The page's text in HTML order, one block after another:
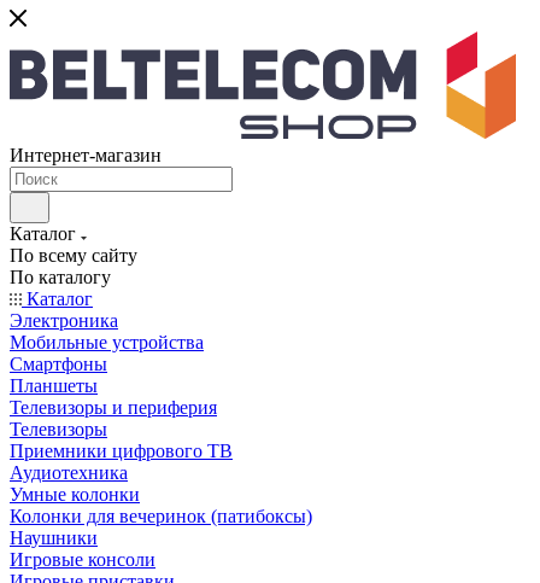
Интернет-магазин
Каталог
По всему сайту
По каталогу
Каталог
Электроника
Мобильные устройства
Смартфоны
Планшеты
Телевизоры и периферия
Телевизоры
Приемники цифрового ТВ
Аудиотехника
Умные колонки
Колонки для вечеринок (патибоксы)
Наушники
Игровые консоли